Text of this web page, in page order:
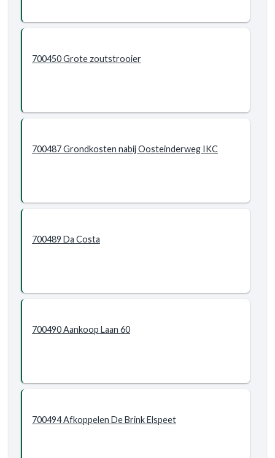
700450 Grote zoutstrooier
700487 Grondkosten nabij Oosteinderweg IKC
700489 Da Costa
700490 Aankoop Laan 60
700494 Afkoppelen De Brink Elspeet